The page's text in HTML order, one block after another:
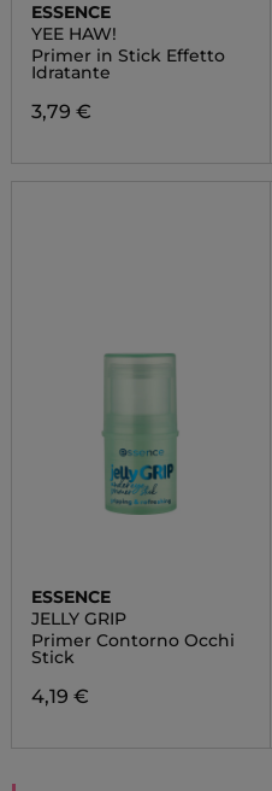
ESSENCE
YEE HAW!
Primer in Stick Effetto
Idratante
3,79 €
ESSENCE
JELLY GRIP
Primer Contorno Occhi
Stick
4,19 €